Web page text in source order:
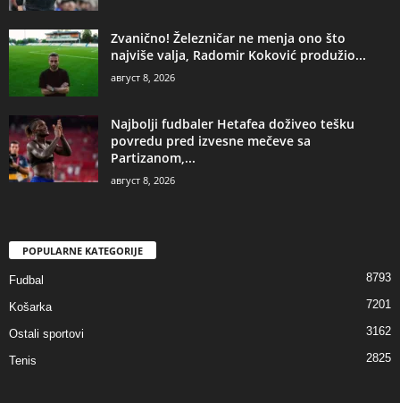
Zvanično! Železničar ne menja ono što
najviše valja, Radomir Koković produžio...
август 8, 2026
Najbolji fudbaler Hetafea doživeo tešku
povredu pred izvesne mečeve sa
Partizanom,...
август 8, 2026
POPULARNE KATEGORIJE
Fudbal 8793
Košarka 7201
Ostali sportovi 3162
Tenis 2825